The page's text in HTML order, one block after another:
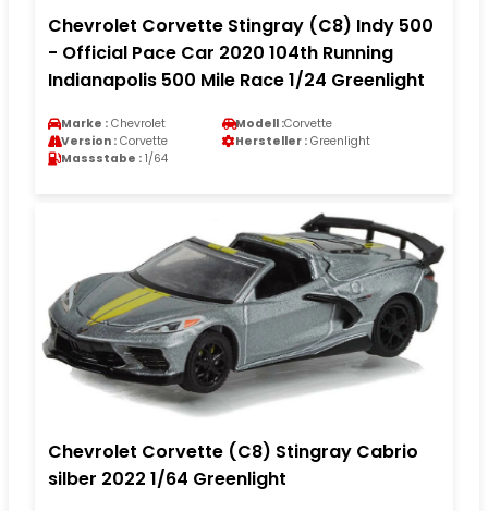
Chevrolet Corvette Stingray (C8) Indy 500
- Official Pace Car 2020 104th Running
Indianapolis 500 Mile Race 1/24 Greenlight
Marke : Chevrolet Modell :Corvette
Version : Corvette Hersteller : Greenlight
Massstabe : 1/64
Chevrolet Corvette (C8) Stingray Cabrio
silber 2022 1/64 Greenlight